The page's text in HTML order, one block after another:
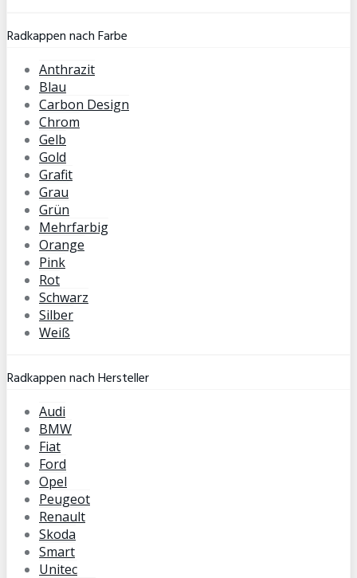
Radkappen nach Farbe
Anthrazit
Blau
Carbon Design
Chrom
Gelb
Gold
Grafit
Grau
Grün
Mehrfarbig
Orange
Pink
Rot
Schwarz
Silber
Weiß
Radkappen nach Hersteller
Audi
BMW
Fiat
Ford
Opel
Peugeot
Renault
Skoda
Smart
Unitec